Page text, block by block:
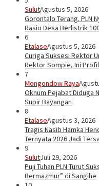
SulutAgustus 5, 2026
Gorontalo Terang. PLN
Rasio Desa Berlistrik
6
EtalaseAgustus 5, 2026
Curiga Suksesi Rektor
Rektor Sompie, Ini
7
Mongondow Raya
Oknum Pejabat Diduga
Supir Bayangan
8
EtalaseAgustus 3, 2026
Tragis Nasib Hamka
Ternyata 2026 Jadi
9
SulutJuli 29, 2026
Puji Tuhan PLN Turut
Bermazmur” di Sangihe